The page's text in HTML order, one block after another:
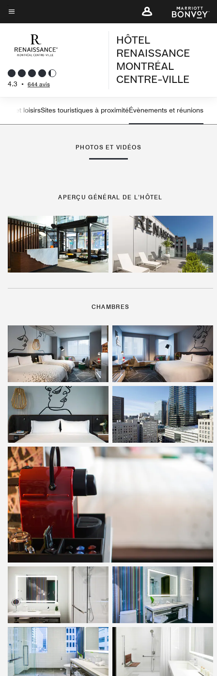
Skip
to
content
Texte du menu
4.3 • 644 avis
HÔTEL
RENAISSANCE
MONTRÉAL
CENTRE-VILLE
flèche vers la gauche
et loisirsSites touristiques à proximitéÉvènements et réunions
PHOTOS ET VIDÉOS
APERÇU GÉNÉRAL DE L’HÔTEL
CHAMBRES